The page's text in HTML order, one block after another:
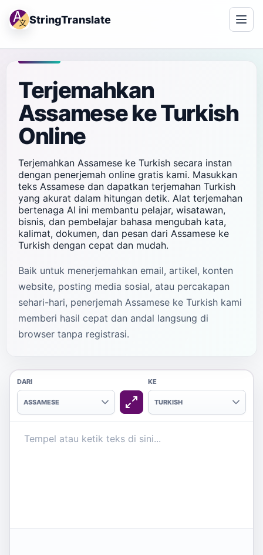
StringTranslate
Terjemahkan
Assamese ke Turkish
Online
Terjemahkan Assamese ke Turkish secara instan
dengan penerjemah online gratis kami. Masukkan
teks Assamese dan dapatkan terjemahan Turkish
yang akurat dalam hitungan detik. Alat terjemahan
bertenaga AI ini membantu pelajar, wisatawan,
bisnis, dan pembelajar bahasa mengubah kata,
kalimat, dokumen, dan pesan dari Assamese ke
Turkish dengan cepat dan mudah.
Baik untuk menerjemahkan email, artikel, konten
website, posting media sosial, atau percakapan
sehari-hari, penerjemah Assamese ke Turkish kami
memberi hasil cepat dan andal langsung di
browser tanpa registrasi.
DARI
ASSAMESE
KE
TURKISH